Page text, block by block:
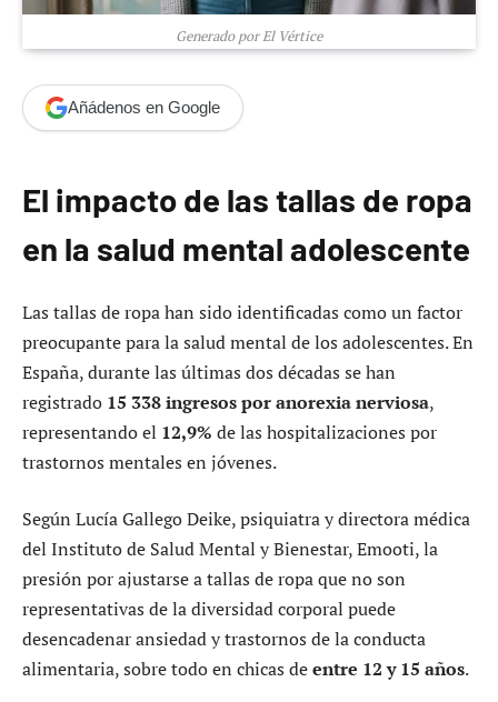
Generado por El Vértice
Añádenos en Google
El impacto de las tallas de ropa
en la salud mental adolescente
Las tallas de ropa han sido identificadas como un factor
preocupante para la salud mental de los adolescentes. En
España, durante las últimas dos décadas se han
registrado 15 338 ingresos por anorexia nerviosa,
representando el 12,9% de las hospitalizaciones por
trastornos mentales en jóvenes.
Según Lucía Gallego Deike, psiquiatra y directora médica
del Instituto de Salud Mental y Bienestar, Emooti, la
presión por ajustarse a tallas de ropa que no son
representativas de la diversidad corporal puede
desencadenar ansiedad y trastornos de la conducta
alimentaria, sobre todo en chicas deentre 12 y 15 años.